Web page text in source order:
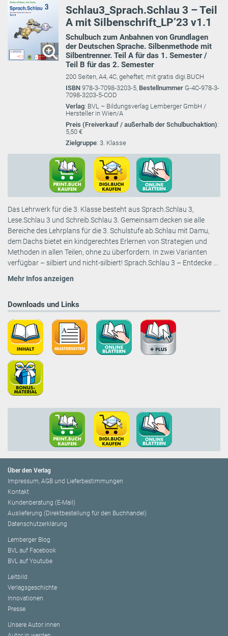
Schlau3_Sprach.Schlau 3 – Teil
A mit Silbenschrift_LP’23 v1.1
Schulbuch zum Anbahnen von Grundlagen
der Deutschen Sprache. Silbenmethode mit
Silbentrenner. Teil A für das 1. Semester /
Teil B für das 2. Semester
200 Seiten, A4, 4C, geheftet; mit gratis digi.BUCH
ISBN 978-3-7098-3203-5, Bestellnummer G-4C-978-3-
7098-3203-5-COD
Verlag: BVL – Bildungsverlag Lemberger GmbH /
Hersteller in Wien/A
Preis (Freiverkauf / außerhalb der Schulbuchaktion):
5,50 €
Zielgruppe: 3. Klasse
Das Lehrwerk für die 3. Klasse besteht aus Sprach.Schlau 3,
Lese.Schlau 3 und Schreib.Schlau 3. Gemeinsam decken sie alle
Bereiche des Lehrplans für die 3. Schulstufe ab.Schlau mit Damu,
dem Dachs bietet ein kindgerechtes Erlernen von Strategien und
Methoden in allen Teilen, ohne zu überfordern. In zwei Varianten
verfügbar – silbiert und nicht-silbiert! Sprach.Schlau 3 – Entdecke ...
Mehr Infos anzeigen
Downloads und Links
Über den Verlag
Impressum, AGB und Lieferbestimmungen
Kontakt
Kundenberatung (E-Mail)
Auslieferung (Direktbestellung für den Buchhandel)
Datenschutzerklärung
Lemberger Blog
BVL auf Facebook
BVL auf Youtube
Leitbild
Verlagsgeschichte
Innovationen
Presse
Unsere Autor:innen